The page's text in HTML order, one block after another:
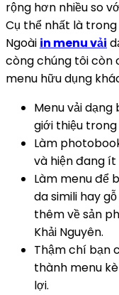
rộng hơn nhiều so
Cụ thể nhất là
Ngoài in menu vải
còng chúng tôi còn
menu hữu dụng
Menu vải dạng
giới thiệu
Làm
và hiện đang
Làm menu để
da simili hay
thêm về sản
Khải Nguyên.
Thậm chí bạn
thành menu
lợi.